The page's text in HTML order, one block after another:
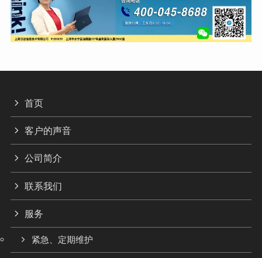
首页
客户的声音
公司简介
联系我们
服务
紧急、定期维护